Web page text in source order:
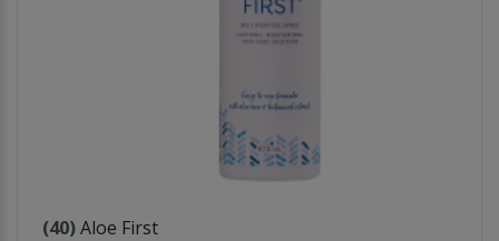
(40)Aloe First